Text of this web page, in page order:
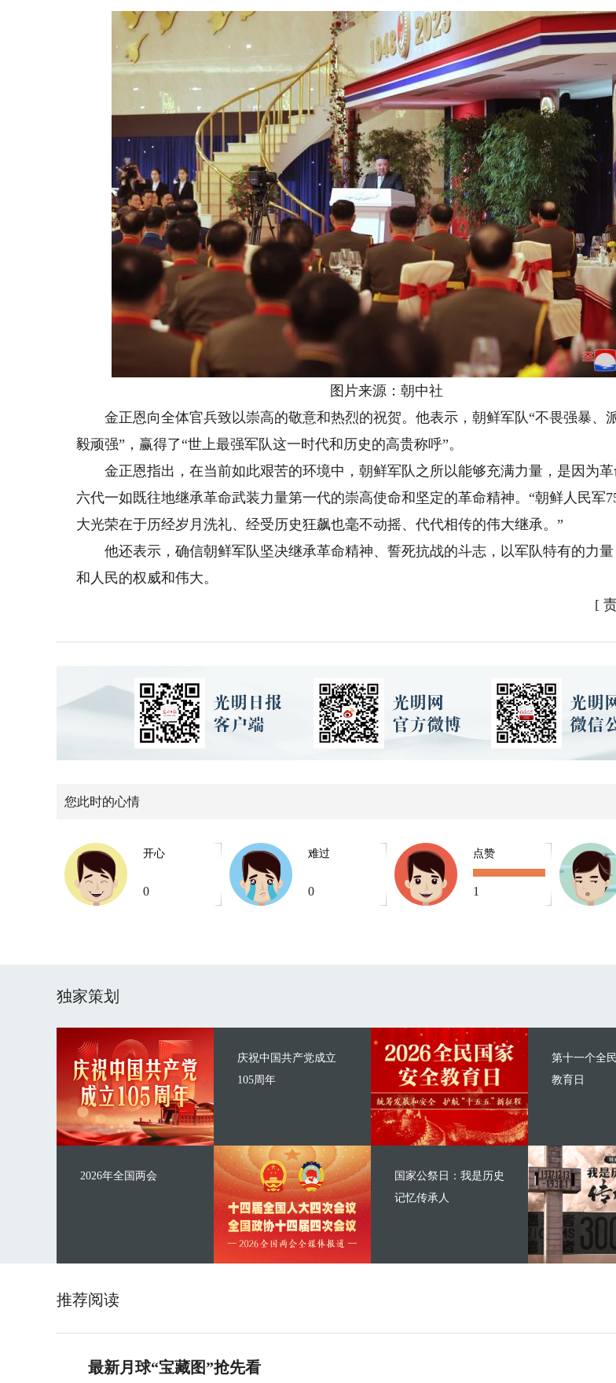
图片来源：朝中社
金正恩向全体官兵致以崇高的敬意和热烈的祝贺。他表示，朝鲜军队“不畏强暴、
毅顽强”，赢得了“世上最强军队这一时代和历史的高贵称呼”。
金正恩指出，在当前如此艰苦的环境中，朝鲜军队之所以能够充满力量，是因为革
六代一如既往地继承革命武装力量第一代的崇高使命和坚定的革命精神。“朝鲜人民军
大光荣在于历经岁月洗礼、经受历史狂飙也毫不动摇、代代相传的伟大继承。”
他还表示，确信朝鲜军队坚决继承革命精神、誓死抗战的斗志，以军队特有的力量
和人民的权威和伟大。
[
您此时的心情
开心
0
难过
0
点赞
1
独家策划
庆祝中国共产党成立
105周年
2026年全国两会
第十一个全
教育日
国家公祭日：我是历史
记忆传承人
推荐阅读
最新月球“宝藏图”抢先看